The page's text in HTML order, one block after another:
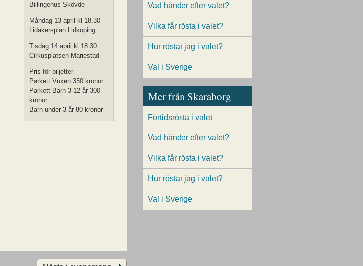
Billingehus Skövde
Måndag 13 april kl 18.30
Lidåkersplan Lidköping
Tisdag 14 april kl 18.30
Cirkusplatsen Mariestad
Pris för biljetter
Parkett Vuxen 350 kronor
Parkett Barn 3-12 år 300
kronor
Barn under 3 år 80 kronor
Vad händer efter valet?
Vilka får rösta i valet?
Hur röstar jag i valet?
Val i Sverige
Mer från Skaraborg
Förtidsrösta i valet
Vad händer efter valet?
Vilka får rösta i valet?
Hur röstar jag i valet?
Val i Sverige